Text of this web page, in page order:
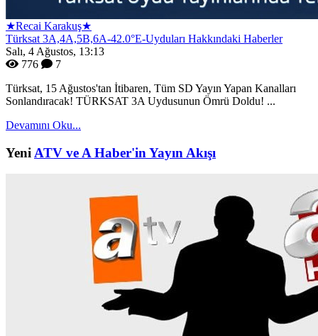
★Recai Karakuş★
Türksat 3A,4A,5B,6A-42.0°E-Uyduları Hakkındaki Haberler
Salı, 4 Ağustos, 13:13
776
7
Türksat, 15 Ağustos'tan İtibaren, Tüm SD Yayın Yapan Kanalları
Sonlandıracak! TÜRKSAT 3A Uydusunun Ömrü Doldu! ...
Devamını Oku...
Yeni ATV ve A Haber'in Yayın Akışı